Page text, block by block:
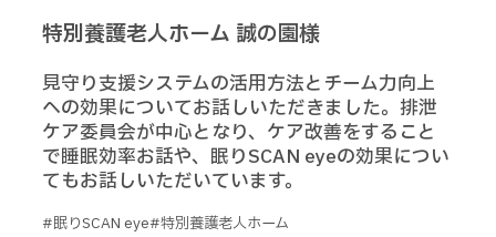
特別養護老人ホーム 誠の園様
見守り支援システムの活用方法とチーム力向上
への効果についてお話しいただきました。排泄
ケア委員会が中心となり、ケア改善をすること
で睡眠効率お話や、眠りSCAN eyeの効果につい
てもお話しいただいています。
#眠りSCAN eye#特別養護老人ホーム